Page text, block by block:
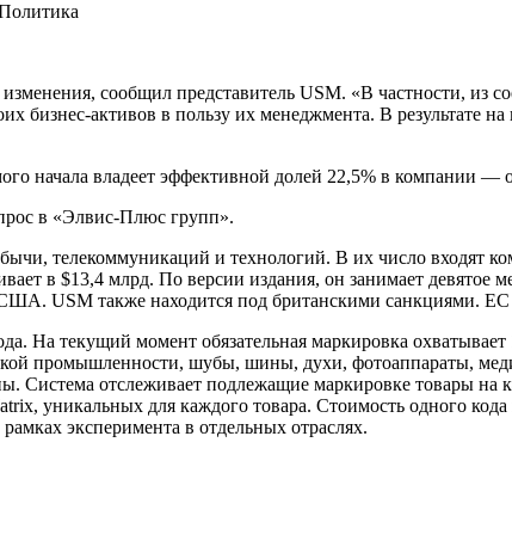
сообщил представитель USM. «В частности, из
бизнес-активов в пользу их менеджмента. В
начала владеет эффективной долей 22,5% в компании —
в «Элвис-Плюс групп».
телекоммуникаций и технологий. В их число входят
в $13,4 млрд. По версии издания, он занимает девятое
USM также находится под британскими санкциями. ЕС
На текущий момент обязательная маркировка
промышленности, шубы, шины, духи, фотоаппараты,
Система отслеживает подлежащие маркировке товары на
уникальных для каждого товара. Стоимость одного
эксперимента в отдельных отраслях.